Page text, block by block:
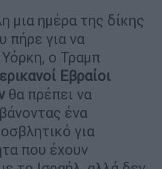
μια ημέρα της δίκης
πήρε για να
ο Τραμπ
Εβραίοι
θα πρέπει να
ένα
για
που έχουν